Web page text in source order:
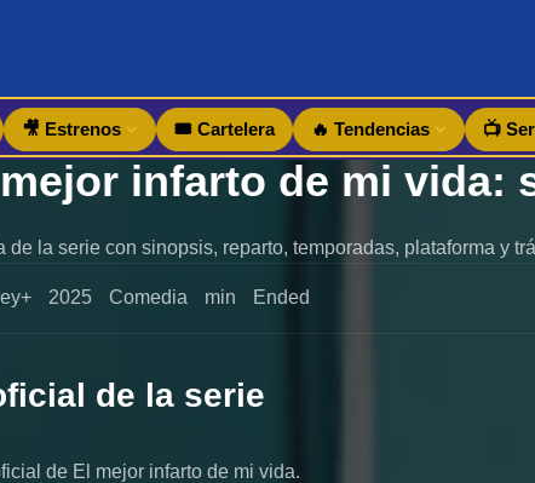
🎥 Estrenos 🎟️ Cartelera 🔥 Tendencias 📺
de la serie con sinopsis, reparto, temporadas, plataforma y
2025 Comedia min Ended
de la serie
de El mejor infarto de mi vida.